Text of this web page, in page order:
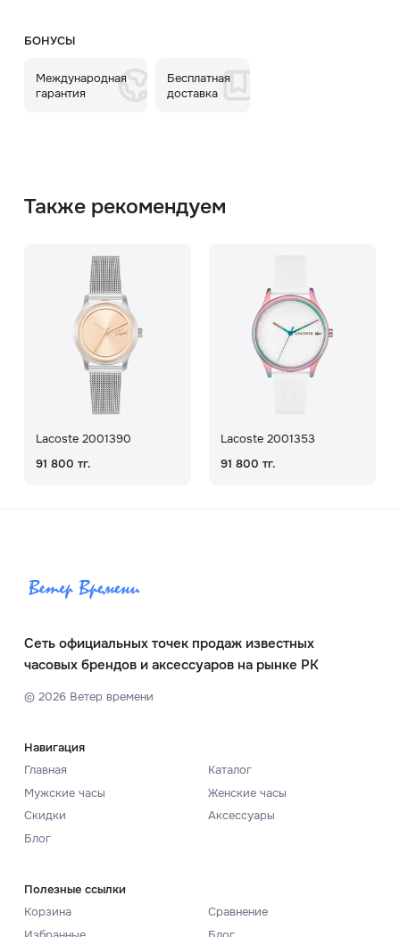
БОНУСЫ
Международная
гарантия
Бесплатная
доставка
Также рекомендуем
Lacoste 2001390
91 800 тг.
Lacoste 2001353
91 800 тг.
Сеть официальных точек продаж известных
часовых брендов и аксессуаров на рынке РК
© 2026Ветер времени
Навигация
Главная
Каталог
Мужские часы
Женские часы
Скидки
Аксессуары
Блог
Полезные ссылки
Корзина
Сравнение